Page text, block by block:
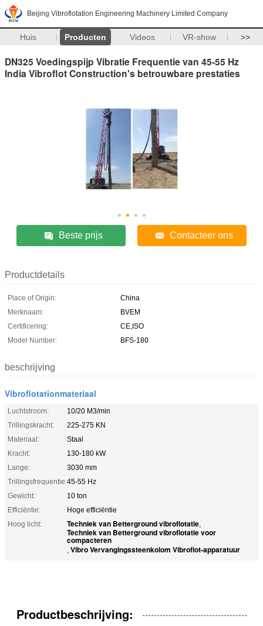
Beijing Vibroflotation Engineering Machinery Limited Company
Huis Producten Videos VR-show >>
DN325 Voedingspijp Vibratie Frequentie van 45-55 Hz
India Vibroflot Construction's betrouwbare prestaties
Beste prijs Contacteer ons
Productdetails
Place of Origin:
China
Merknaam:
BVEM
Certificering:
CE,ISO
Model Number:
BFS-180
beschrijving
Vibroflotationmateriaal
Luchtstroom:
10/20 M3/min
Trillingskracht:
225-275 KN
Materiaal:
Staal
Kracht:
130-180 kW
Lange:
3030 mm
Trillingsfrequentie:45-55 Hz
Gewicht:
10 ton
Efficiëntie:
Hoge efficiëntie
Hoog licht:
Techniek van Betterground vibroflotatie,
Techniek van Betterground vibroflotatie voor
compacteren
, Vibro Vervangingssteenkolom Vibroflot-apparatuur
Productbeschrijving: